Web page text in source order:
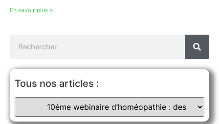
En savoir plus »
Tous nos articles :